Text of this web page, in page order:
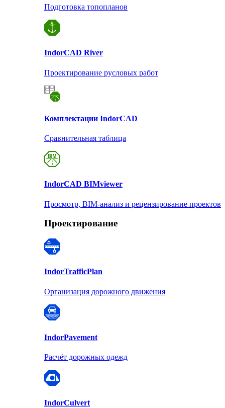
Подготовка топопланов
IndorCAD River
Проектирование русловых работ
Комплектации IndorCAD
Сравнительная таблица
IndorCAD BIMviewer
Просмотр, BIM-анализ и рецензирование проектов
Проектирование
IndorTrafficPlan
Организация дорожного движения
IndorPavement
Расчёт дорожных одежд
IndorCulvert